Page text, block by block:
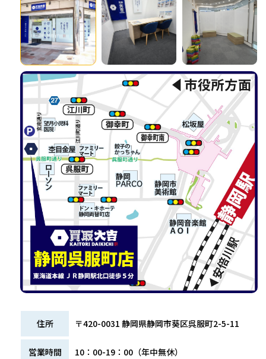
住所 〒420-0031 静岡県静岡市葵区呉服町2-5-11
営業時間 10：00-19：00（年中無休）